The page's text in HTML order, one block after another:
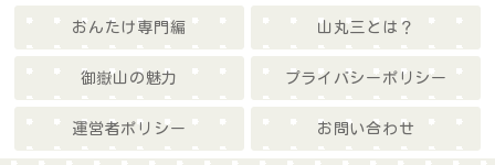
おんたけ専門編 山丸三とは？
御嶽山の魅力 プライバシーポリシー
運営者ポリシー お問い合わせ